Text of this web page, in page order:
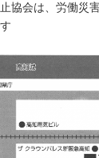
協会は、労働災